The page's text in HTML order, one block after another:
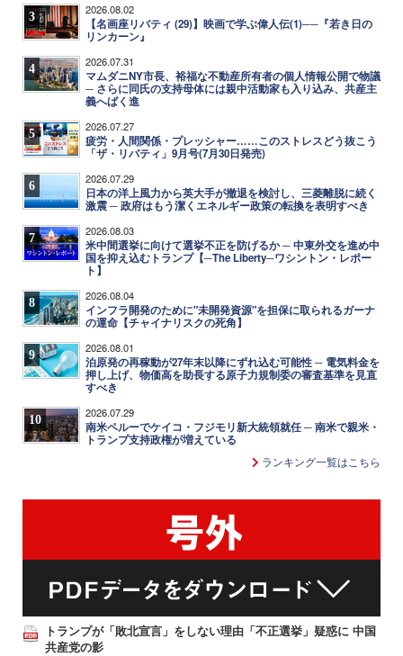
3 2026.08.02
【名画座リバティ (29)】映画で学ぶ偉人伝(1)──『若き日の
リンカーン』
4 2026.07.31
マムダニNY市長、裕福な不動産所有者の個人情報公開で物議
─ さらに同氏の支持母体には親中活動家も入り込み、共産主
義へばく進
5 2026.07.27
疲労・人間関係・プレッシャー……このストレスどう抜こう
「ザ・リバティ」9月号(7月30日発売)
6 2026.07.29
日本の洋上風力から英大手が撤退を検討し、三菱離脱に続く
激震 ─ 政府はもう潔くエネルギー政策の転換を表明すべき
7 2026.08.03
米中間選挙に向けて選挙不正を防げるか ─ 中東外交を進め中
国を抑え込むトランプ【─The Liberty─ワシントン・レポー
ト】
8 2026.08.04
インフラ開発のために"未開発資源"を担保に取られるガーナ
の運命【チャイナリスクの死角】
9 2026.08.01
泊原発の再稼動が27年末以降にずれ込む可能性 ─ 電気料金を
押し上げ、物価高を助長する原子力規制委の審査基準を見直
すべき
10 2026.07.29
南米ペルーでケイコ・フジモリ新大統領就任 ─ 南米で親米・
トランプ支持政権が増えている
ランキング一覧はこちら
トランプが「敗北宣言」をしない理由「不正選挙」疑惑に 中国
共産党の影